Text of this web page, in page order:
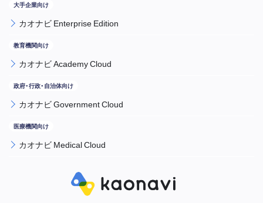
カオナビ Enterprise Edition
カオナビ Academy Cloud
カオナビ Government Cloud
カオナビ Medical Cloud